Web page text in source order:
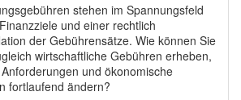
stehen im Spannungsfeld
und einer rechtlich
der Gebührensätze. Wie können Sie
wirtschaftliche Gebühren erheben,
und ökonomische
fortlaufend ändern?